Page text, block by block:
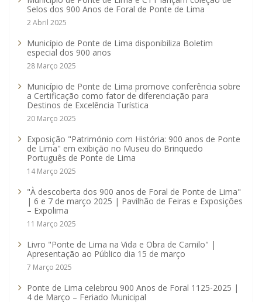
Selos dos 900 Anos de Foral de Ponte de Lima
2 Abril 2025
Município de Ponte de Lima disponibiliza Boletim
especial dos 900 anos
28 Março 2025
Município de Ponte de Lima promove conferência sobre
a Certificação como fator de diferenciação para
Destinos de Excelência Turística
20 Março 2025
Exposição "Património com História: 900 anos de Ponte
de Lima" em exibição no Museu do Brinquedo
Português de Ponte de Lima
14 Março 2025
"À descoberta dos 900 anos de Foral de Ponte de Lima"
| 6 e 7 de março 2025 | Pavilhão de Feiras e Exposições
– Expolima
11 Março 2025
Livro "Ponte de Lima na Vida e Obra de Camilo" |
Apresentação ao Público dia 15 de março
7 Março 2025
Ponte de Lima celebrou 900 Anos de Foral 1125-2025 |
4 de Março – Feriado Municipal